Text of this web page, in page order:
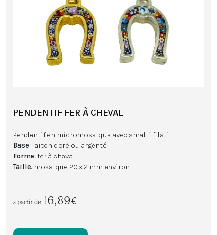
PENDENTIF FER À CHEVAL
Pendentif en micromosaïque avec smalti filati.
Base: laiton doré ou argenté
Forme: fer à cheval
Taille: mosaïque 20 x 2 mm environ
à partir de 16,89€